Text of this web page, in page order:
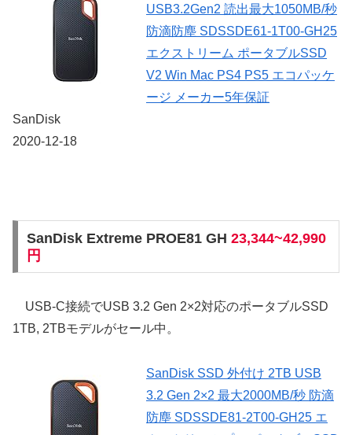
USB3.2Gen2 読出最大1050MB/秒
防滴防塵 SDSSDE61-1T00-GH25
エクストリーム ポータブルSSD
V2 Win Mac PS4 PS5 エコパッケ
ージ メーカー5年保証
SanDisk
2020-12-18
SanDisk Extreme PROE81 GH 23,344~42,990
円
USB-C接続でUSB 3.2 Gen 2×2対応のポータブルSSD
1TB, 2TBモデルがセール中。
SanDisk SSD 外付け 2TB USB
3.2 Gen 2×2 最大2000MB/秒 防滴
防塵 SDSSDE81-2T00-GH25 エ